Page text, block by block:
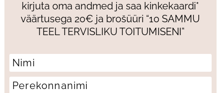
kirjuta oma andmed ja saa kinkekaardi*
väärtusega 20€ ja brošüüri “10 SAMMU
TEEL TERVISLIKU TOITUMISENI”